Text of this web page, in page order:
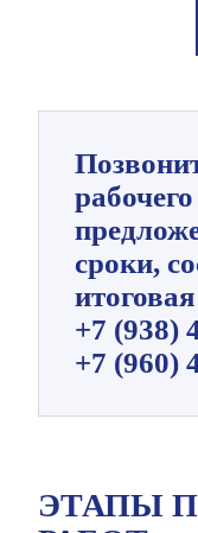
сроки,
+7 (938)
+7 (960)
ЭТАПЫ